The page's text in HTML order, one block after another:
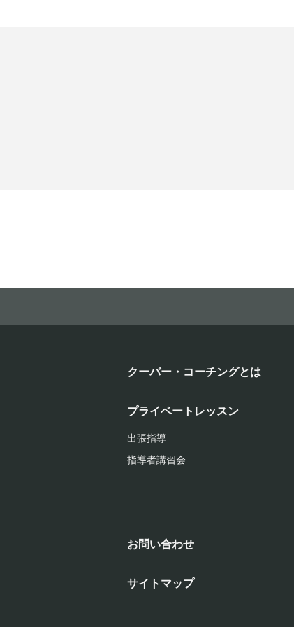
クーバー・コーチングとは
プライベートレッスン
出張指導
指導者講習会
お問い合わせ
サイトマップ